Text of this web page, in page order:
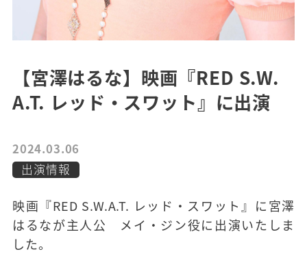
【宮澤はるな】映画『RED S.W.
A.T. レッド・スワット』に出演
2024.03.06
出演情報
映画『RED S.W.A.T. レッド・スワット』に宮澤
はるなが主人公 メイ・ジン役に出演いたしま
した。